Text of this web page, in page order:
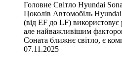
Головне Світло Hyundai
Цоколів Автомобіль
(від EF до LF) використовує
але найважливішим
Соната ближнє світло, є
07.11.2025